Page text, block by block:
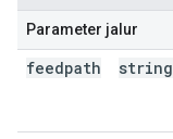
Parameter jalur
feedpath string